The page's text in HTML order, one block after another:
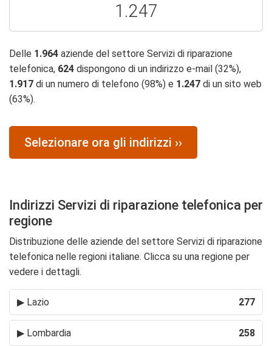
1.247
Delle 1.964 aziende del settore Servizi di riparazione
telefonica, 624 dispongono di un indirizzo e-mail (32%),
1.917 di un numero di telefono (98%) e 1.247 di un sito web
(63%).
Selezionare ora gli indirizzi ››
Indirizzi Servizi di riparazione telefonica per
regione
Distribuzione delle aziende del settore Servizi di riparazione
telefonica nelle regioni italiane. Clicca su una regione per
vedere i dettagli.
▶ Lazio 277
▶ Lombardia 258